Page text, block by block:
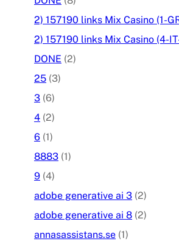
2) 157190 links Mix Casino (1-
2) 157190 links Mix Casino (4-
DONE (2)
25 (3)
3 (6)
4 (2)
6 (1)
8883 (1)
9 (4)
adobe generative ai 3 (2)
adobe generative ai 8 (2)
annasassistans.se (1)